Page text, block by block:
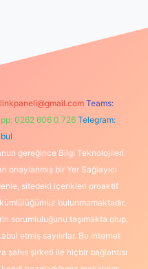
Teams:
0262 606 0 726 Telegram:
gereğince Bilgi Teknolojileri
onaylanmış bir Yer Sağlayıcı
sitedeki içerikleri proaktif
bulunmamaktadır.
sorumluluğunu taşımakta olup,
etmiş sayılırlar. Bu internet
şahıs şirketi ile hiçbir bağlantısı